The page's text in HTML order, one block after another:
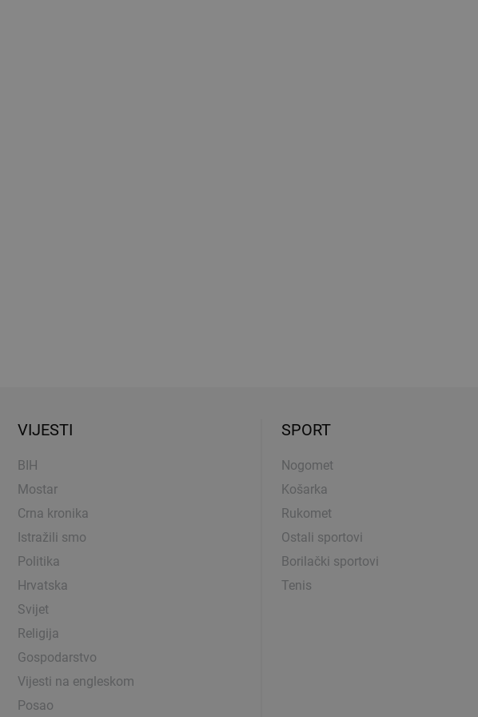
VIJESTI
BIH
Mostar
Crna kronika
Istražili smo
Politika
Hrvatska
Svijet
Religija
Gospodarstvo
Vijesti na engleskom
Posao
SPORT
Nogomet
Košarka
Rukomet
Ostali sportovi
Borilački sportovi
Tenis